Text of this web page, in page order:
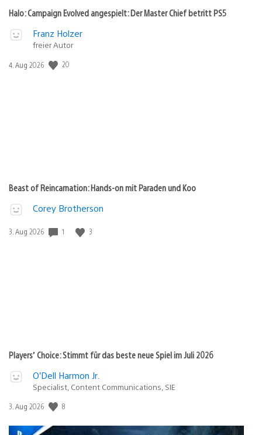
Halo: Campaign Evolved angespielt: Der Master Chief betritt PS5
Franz Holzer
freier Autor
Veröffentlichungsdatum:
4. Aug 2026 20
Beast of Reincarnation: Hands-on mit Paraden und Koo
Corey Brotherson
Veröffentlichungsdatum:
3. Aug 2026 1 3
Players’ Choice: Stimmt für das beste neue Spiel im Juli 2026
O’Dell Harmon Jr.
Specialist, Content Communications, SIE
Veröffentlichungsdatum:
3. Aug 2026 8